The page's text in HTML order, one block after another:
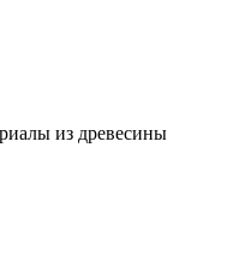
из древесины